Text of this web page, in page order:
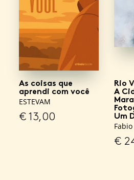
As coisas que
aprendi com você
ESTEVAM
€13,00
Rio
A
Um
€